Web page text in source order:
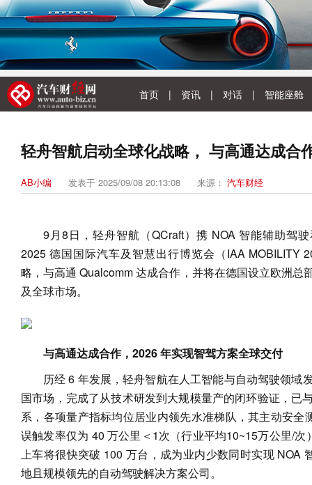
首页 | 资讯 | 对话 | 智能座舱
轻舟智航启动全球化战略， 与高通达成合
AB小编 发表于 2025/09/08 20:13:08 来源： 汽车财经
9月8日，轻舟智航（QCraft）携 NOA 智能辅助驾
2025 德国国际汽车及智慧出行博览会（IAA MOBILITY
略，与高通 Qualcomm 达成合作，并将在德国设立欧洲总
及全球市场。
与高通达成合作，2026 年实现智驾方案全球交付
历经 6 年发展，轻舟智航在人工智能与自动驾驶领域
国市场，完成了从技术研发到大规模量产的闭环验证，已
系，各项量产指标均位居业内领先水准梯队，其主动安全
误触发率仅为 40 万公里＜1次（行业平均10~15万公里/
上车将很快突破 100 万台，成为业内少数同时实现 NOA
地且规模领先的自动驾驶解决方案公司。